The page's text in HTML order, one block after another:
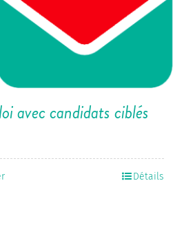
avec candidats ciblés
Détails